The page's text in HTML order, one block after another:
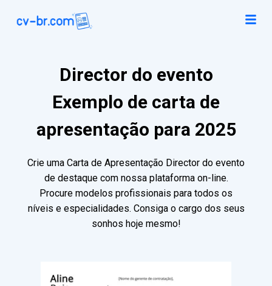
Director do evento
Exemplo de carta de
apresentação para 2025
Crie uma Carta de Apresentação Director do evento
de destaque com nossa plataforma on-line.
Procure modelos profissionais para todos os
níveis e especialidades. Consiga o cargo dos seus
sonhos hoje mesmo!